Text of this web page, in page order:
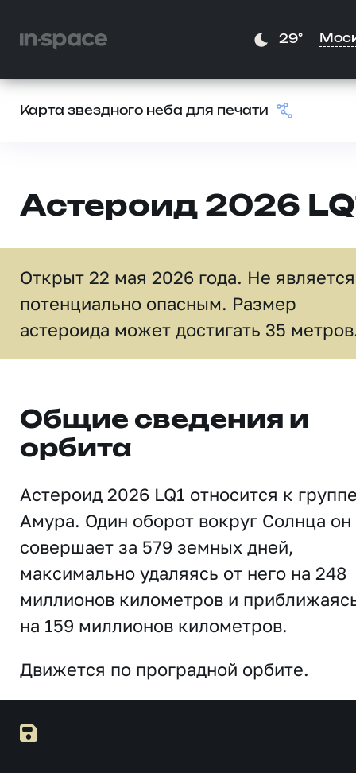
29°
Карта звездного неба для печати
Астероид 2026
Открыт 22 мая 2026 года. Не является
потенциально опасным. Размер
астероида может достигать 35
Общие сведения и
орбита
Астероид 2026 LQ1 относится к
Амура. Один оборот вокруг Солнца он
совершает за 579 земных дней,
максимально удаляясь от него на 248
миллионов километров и
на 159 миллионов километров.
Движется по проградной орбите.